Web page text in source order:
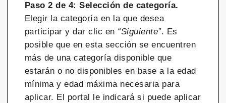
Paso 2 de 4: Selección de categoría.
Elegir la categoría en la que desea
participar y dar clic en “Siguiente”. Es
posible que en esta sección se encuentren
más de una categoría disponible que
estarán o no disponibles en base a la edad
mínima y edad máxima necesaria para
aplicar. El portal le indicará si puede aplicar